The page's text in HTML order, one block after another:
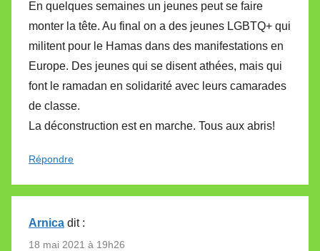
En quelques semaines un jeunes peut se faire
monter la tête. Au final on a des jeunes LGBTQ+ qui
militent pour le Hamas dans des manifestations en
Europe. Des jeunes qui se disent athées, mais qui
font le ramadan en solidarité avec leurs camarades
de classe.
La déconstruction est en marche. Tous aux abris!
Répondre
Arnica dit :
18 mai 2021 à 19h26